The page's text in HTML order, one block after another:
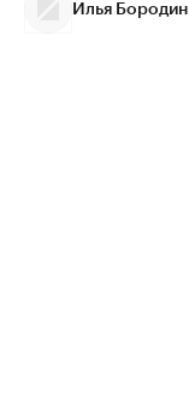
Илья Бородин